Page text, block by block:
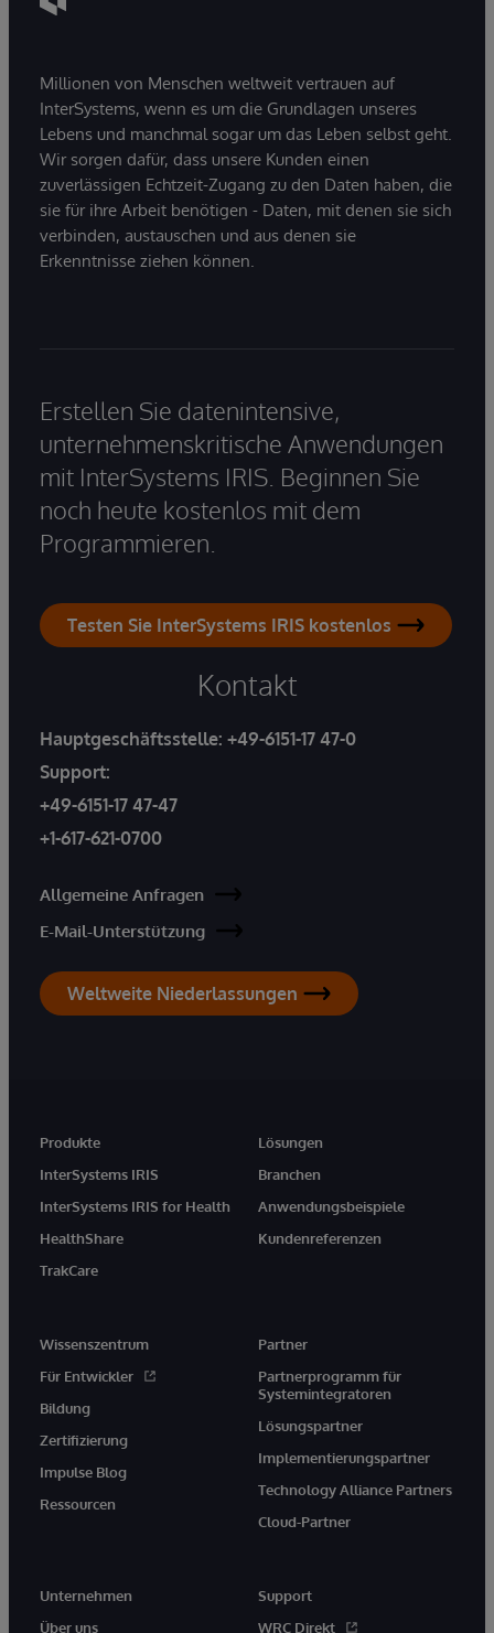
Millionen von Menschen weltweit vertrauen auf
InterSystems, wenn es um die Grundlagen unseres
Lebens und manchmal sogar um das Leben selbst geht.
Wir sorgen dafür, dass unsere Kunden einen
zuverlässigen Echtzeit-Zugang zu den Daten haben, die
sie für ihre Arbeit benötigen - Daten, mit denen sie sich
verbinden, austauschen und aus denen sie
Erkenntnisse ziehen können.
Erstellen Sie datenintensive,
unternehmenskritische Anwendungen
mit InterSystems IRIS. Beginnen Sie
noch heute kostenlos mit dem
Programmieren.
Testen Sie InterSystems IRIS kostenlos
Kontakt
Hauptgeschäftsstelle: +49-6151-17 47-0
Support:
+49-6151-17 47-47
+1-617-621-0700
Allgemeine Anfragen
E-Mail-Unterstützung
Weltweite Niederlassungen
Produkte
InterSystems IRIS
InterSystems IRIS for Health
HealthShare
TrakCare
Lösungen
Branchen
Anwendungsbeispiele
Kundenreferenzen
Wissenszentrum
Für Entwickler
Bildung
Zertifizierung
Impulse Blog
Ressourcen
Partner
Partnerprogramm für
Systemintegratoren
Lösungspartner
Implementierungspartner
Technology Alliance Partners
Cloud-Partner
Unternehmen
Über uns
Support
WRC Direkt